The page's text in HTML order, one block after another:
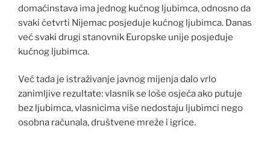
domaćinstava ima jednog kućnog ljubimca, odnosno da
svaki četvrti Nijemac posjeduje kućnog ljubimca. Danas
već svaki drugi stanovnik Europske unije posjeduje
kućnog ljubimca.
Već tada je istraživanje javnog mijenja dalo vrlo
zanimljive rezultate: vlasnik se loše osjeća ako putuje
bez ljubimca, vlasnicima više nedostaju ljubimci nego
osobna računala, društvene mreže i igrice.